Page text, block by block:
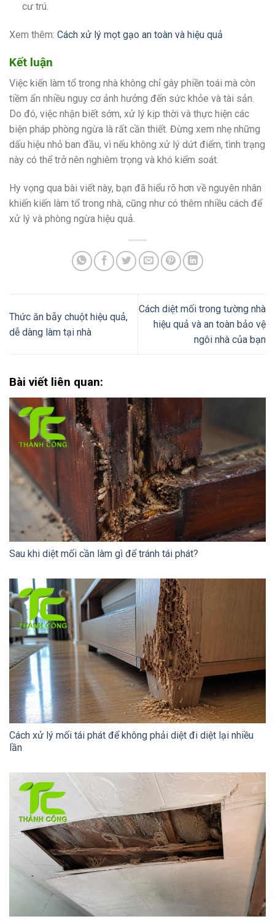
cư trú.
Xem thêm: Cách xử lý mọt gạo an toàn và hiệu quả
Kết luận
Việc kiến làm tổ trong nhà không chỉ gây phiền toái mà còn
tiềm ẩn nhiều nguy cơ ảnh hưởng đến sức khỏe và tài sản.
Do đó, việc nhận biết sớm, xử lý kịp thời và thực hiện các
biện pháp phòng ngừa là rất cần thiết. Đừng xem nhẹ những
dấu hiệu nhỏ ban đầu, vì nếu không xử lý dứt điểm, tình trạng
này có thể trở nên nghiêm trọng và khó kiểm soát.
Hy vọng qua bài viết này, bạn đã hiểu rõ hơn về nguyên nhân
khiến kiến làm tổ trong nhà, cũng như có thêm nhiều cách để
xử lý và phòng ngừa hiệu quả.
Thức ăn bẫy chuột hiệu quả,
dễ dàng làm tại nhà
Cách diệt mối trong tường nhà
hiệu quả và an toàn bảo vệ
ngôi nhà của bạn
Bài viết liên quan:
Sau khi diệt mối cần làm gì để tránh tái phát?
Cách xử lý mối tái phát để không phải diệt đi diệt lại nhiều
lần